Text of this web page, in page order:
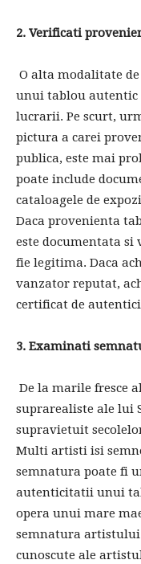
2. Verificati
O alta modalitate
unui tablou autentic
lucrarii. Pe scurt,
pictura a carei
publica, este mai
poate include
cataloagele de
Daca provenienta
este documentata si
fie legitima. Daca
vanzator reputat,
certificat de
3. Examinati
De la marile fresce
suprarealiste ale lui
supravietuit
Multi artisti isi
semnatura poate fi
autenticitatii unui
opera unui mare
semnatura
cunoscute ale